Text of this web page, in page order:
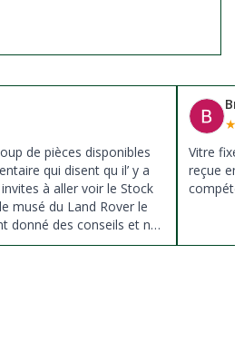
de pièces disponibles
qui disent qu il’ y a
à aller voir le Stock
musé du Land Rover le
donné des conseils et ne
vraiment au top du top
★
Vitre
reçue